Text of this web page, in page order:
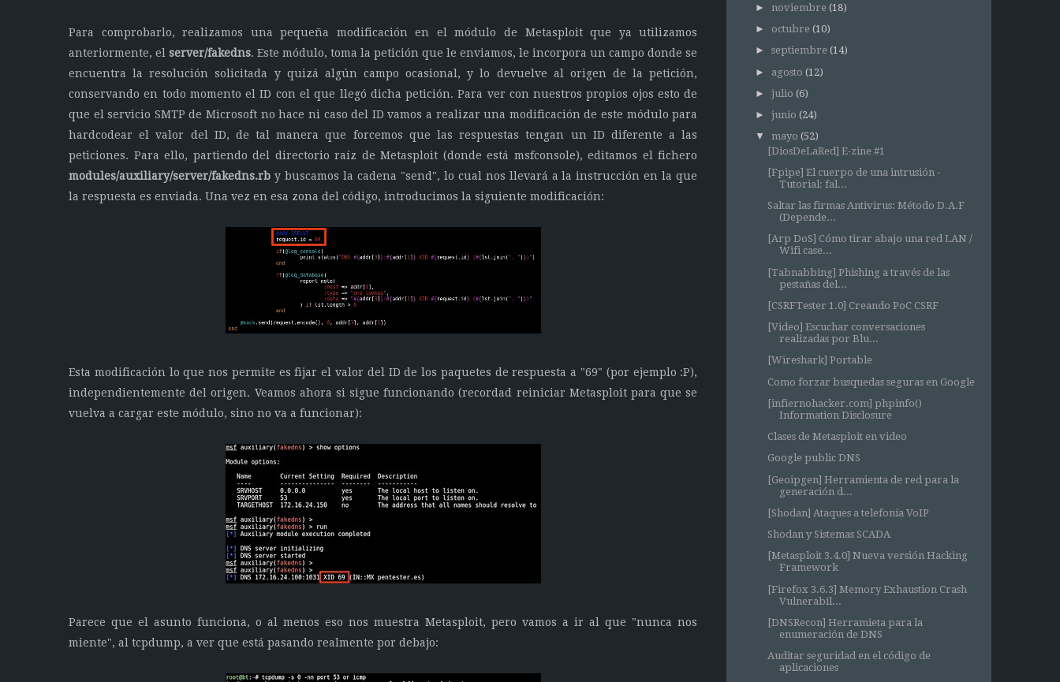
Para comprobarlo, realizamos una pequeña modificación en el módulo de Metasploit que ya utilizamos
anteriormente, elserver/fakedns. Este módulo, toma la petición que le enviamos, le incorpora un campo donde se
encuentra la resolución solicitada y quizá algún campo ocasional, y lo devuelve al origen de la petición,
conservando en todo momento el ID con el que llegó dicha petición. Para ver con nuestros propios ojos esto de
que el servicio SMTP de Microsoft no hace ni caso del ID vamos a realizar una modificación de este módulo para
hardcodear el valor del ID, de tal manera que forcemos que las respuestas tengan un ID diferente a las
peticiones. Para ello, partiendo del directorio raíz de Metasploit (donde está msfconsole), editamos el fichero
modules/auxiliary/server/fakedns.rb y buscamos la cadena "send", lo cual nos llevará a la instrucción en la que
la respuesta es enviada. Una vez en esa zona del código, introducimos la siguiente modificación:
Esta modificación lo que nos permite es fijar el valor del ID de los paquetes de respuesta a "69" (por ejemplo :P),
independientemente del origen. Veamos ahora si sigue funcionando (recordad reiniciar Metasploit para que se
vuelva a cargar este módulo, sino no va a funcionar):
Parece que el asunto funciona, o al menos eso nos muestra Metasploit, pero vamos a ir al que "nunca nos
miente", al tcpdump, a ver que está pasando realmente por debajo:
► noviembre (18)
► octubre (10)
► septiembre (14)
► agosto (12)
► julio (6)
► junio (24)
▼
mayo (52)
[DiosDeLaRed] E-zine #1
[Fpipe] El cuerpo de una intrusión -
Tutorial: fal...
Saltar las firmas Antivirus: Método D.A.F
(Depende...
[Arp DoS] Cómo tirar abajo una red LAN /
Wifi case...
[Tabnabbing] Phishing a través de las
pestañas del...
[CSRFTester 1.0] Creando PoC CSRF
[Video] Escuchar conversaciones
realizadas por Blu...
[Wireshark] Portable
Como forzar busquedas seguras en Google
[infiernohacker.com] phpinfo()
Information Disclosure
Clases de Metasploit en video
Google public DNS
[Geoipgen] Herramienta de red para la
generación d...
[Shodan] Ataques a telefonía VoIP
Shodan y Sistemas SCADA
[Metasploit 3.4.0] Nueva versión Hacking
Framework
[Firefox 3.6.3] Memory Exhaustion Crash
Vulnerabil...
[DNSRecon] Herramieta para la
enumeración de DNS
Auditar seguridad en el código de
aplicaciones